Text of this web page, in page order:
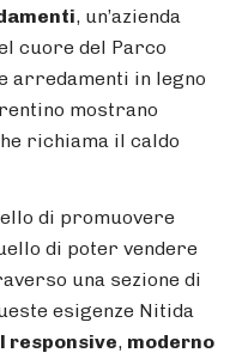
, un’azienda
cuore del Parco
arredamenti in legno
mostrano
richiama il caldo
di promuovere
di poter vendere
una sezione di
esigenze Nitida
responsive, moderno